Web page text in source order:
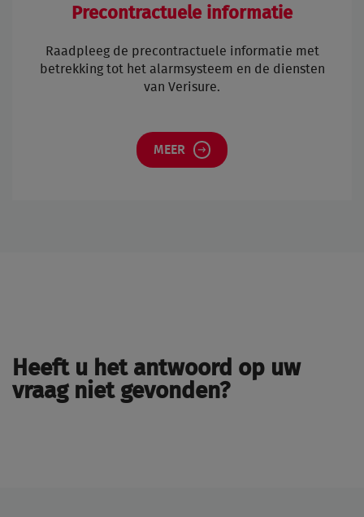
Precontractuele informatie
Raadpleeg de precontractuele informatie met
betrekking tot het alarmsysteem en de diensten
van Verisure.
MEER
Heeft u het antwoord op uw
vraag niet gevonden?